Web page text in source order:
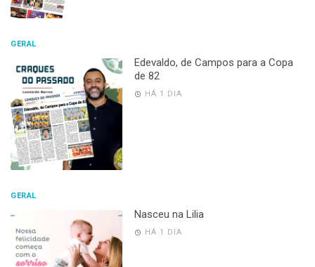
GERAL
Edevaldo, de Campos para a Copa
de 82
HÁ 1 DIA
GERAL
Nasceu na Lilia
HÁ 1 DIA